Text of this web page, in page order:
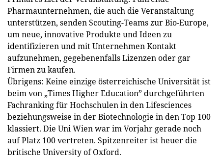
Pharmaunternehmen, die auch die Veranstaltung
unterstützen, senden Scouting-Teams zur Bio-Europe,
um neue, innovative Produkte und Ideen zu
identifizieren und mit Unternehmen Kontakt
aufzunehmen, gegebenenfalls Lizenzen oder gar
Firmen zu kaufen.
Übrigens: Keine einzige österreichische Universität ist
beim von „Times Higher Education” durchgeführten
Fachranking für Hochschulen in den Lifesciences
beziehungsweise in der Biotechnologie in den Top 100
klassiert. Die Uni Wien war im Vorjahr gerade noch
auf Platz 100 vertreten. Spitzenreiter ist heuer die
britische University of Oxford.